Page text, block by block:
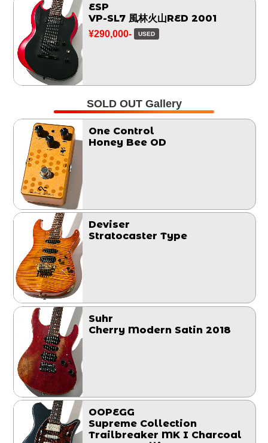
ESP
VP-SL7 風林火山RED 2001
¥290,000- USED
SOLD OUT Gallery
One Control
Honey Bee OD
Deviser
Stratocaster Type
Suhr
Cherry Modern Satin 2018
OOPEGG
Supreme Collection
Trailbreaker MK I Charcoal